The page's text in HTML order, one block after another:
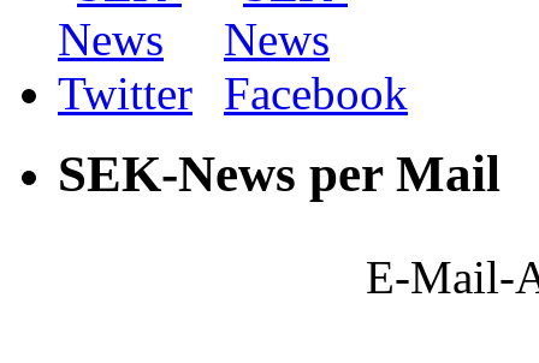
SEK-News per Mail
E-Mail-